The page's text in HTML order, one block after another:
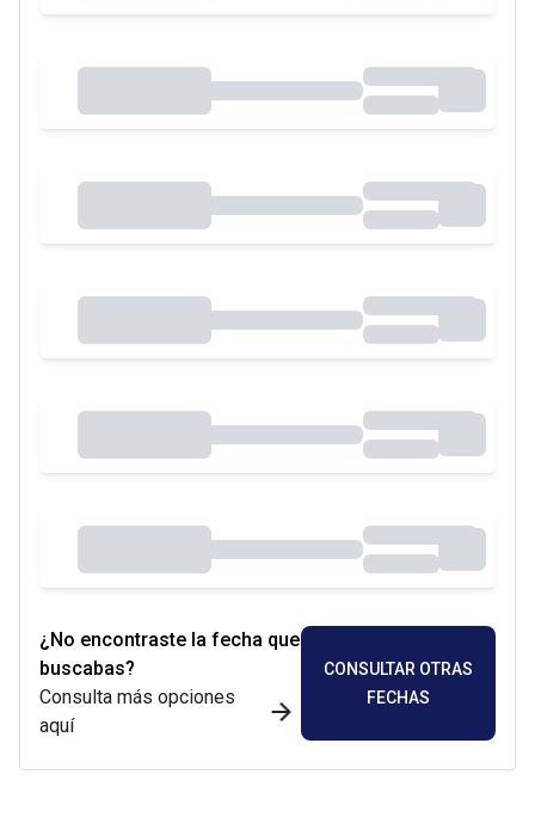
¿No encontraste la fecha que
buscabas?
Consulta más opciones
aquí
CONSULTAR OTRAS
FECHAS